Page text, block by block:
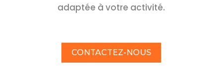
adaptée à votre activité.
CONTACTEZ-NOUS